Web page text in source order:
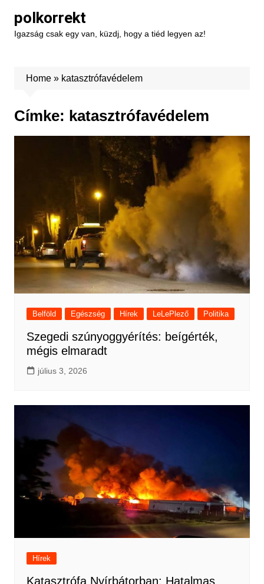
content
polkorrekt
Igazság csak egy van, küzdj, hogy a tiéd legyen az!
Home» katasztrófavédelem
Címke: katasztrófavédelem
Belföld Egészség Hírek LeLePlező Politika
Szegedi szúnyoggyérítés: beígérték,
mégis elmaradt
július 3, 2026
Hírek
Katasztrófa Nyírbátorban: Hatalmas